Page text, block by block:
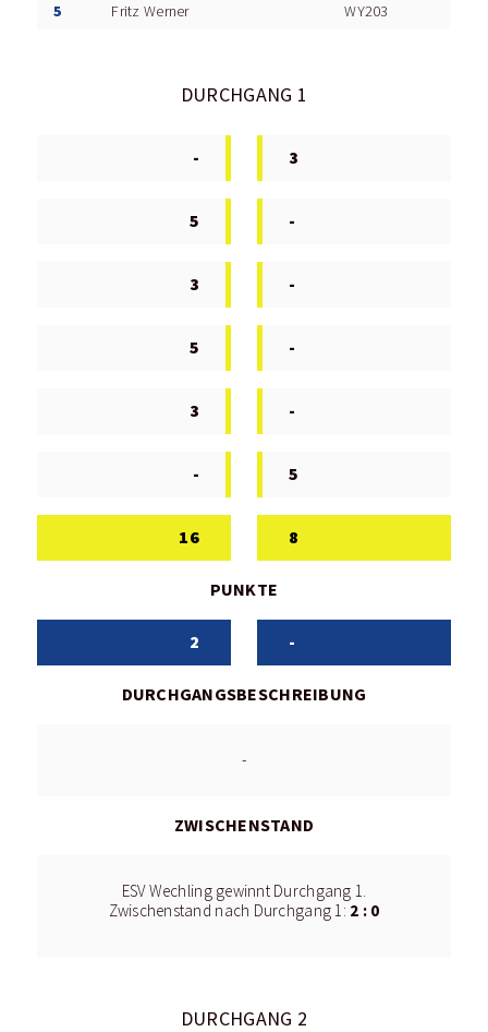
5 Fritz Werner WY203
DURCHGANG 1
- 3
5 -
3 -
5 -
3 -
- 5
16 8
PUNKTE
2 -
DURCHGANGSBESCHREIBUNG
-
ZWISCHENSTAND
ESV Wechling gewinnt Durchgang 1.
Zwischenstand nach Durchgang 1: 2 : 0
DURCHGANG 2